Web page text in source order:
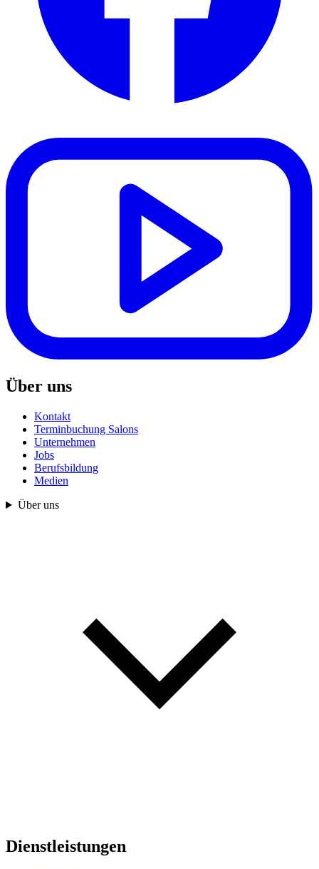
Über uns
Kontakt
Terminbuchung Salons
Unternehmen
Jobs
Berufsbildung
Medien
Über uns
Dienstleistungen